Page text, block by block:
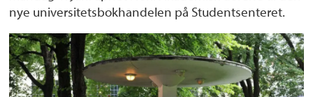
nye universitetsbokhandelen på Studentsenteret.